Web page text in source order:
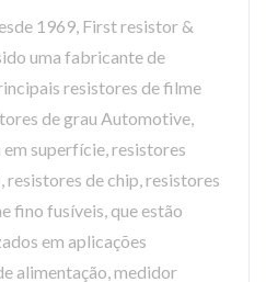
1969, First resistor &
uma fabricante de
resistores de filme
de grau Automotive,
superfície, resistores
de chip, resistores
fino fusíveis, que estão
em aplicações
alimentação, medidor